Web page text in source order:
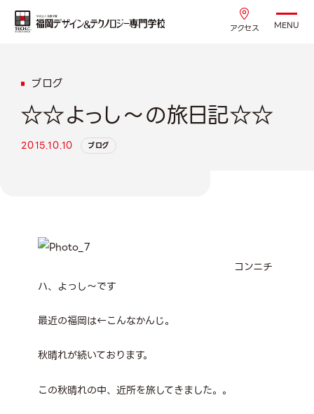
アクセス MENU
ブログ
☆☆よっし～の旅日記☆☆
2015.10.10 ブログ
コンニチ
ハ、よっし～です
最近の福岡は←こんなかんじ。
秋晴れが続いております。
この秋晴れの中、近所を旅してきました。。